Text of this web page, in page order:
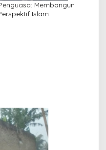
Membangun
Islam